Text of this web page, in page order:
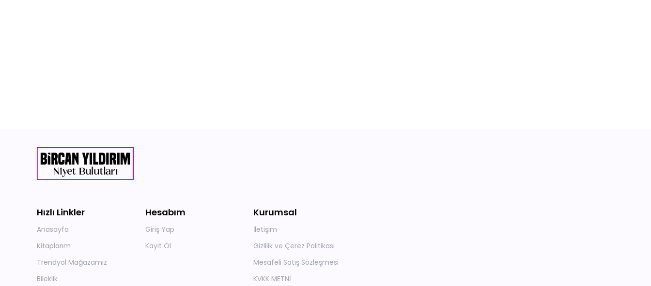
Hızlı Linkler
Anasayfa
Kitaplarım
Trendyol Mağazamız
Bileklik
Hesabım
Giriş Yap
Kayıt Ol
Kurumsal
İletişim
Gizlilik ve Çerez Politikası
Mesafeli Satış Sözleşmesi
KVKK METNİ